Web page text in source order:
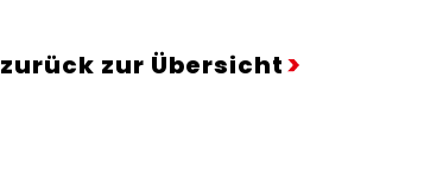
zurück zur Übersicht